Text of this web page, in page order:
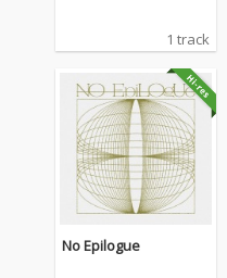
1 track
No Epilogue